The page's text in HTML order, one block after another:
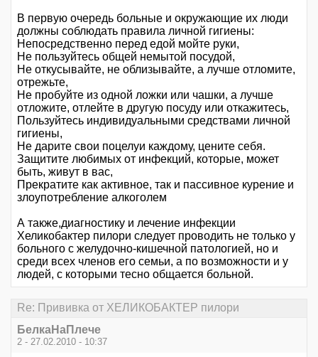
В первую очередь больные и окружающие их люди
должны соблюдать правила личной гигиены:
Непосредственно перед едой мойте руки,
Не пользуйтесь общей немытой посудой,
Не откусывайте, не облизывайте, а лучше отломите,
отрежьте,
Не пробуйте из одной ложки или чашки, а лучше
отложите, отлейте в другую посуду или откажитесь,
Пользуйтесь индивидуальными средствами личной
гигиены,
Не дарите свои поцелуи каждому, цените себя.
Защитите любимых от инфекций, которые, может
быть, живут в вас,
Прекратите как активное, так и пассивное курение и
злоупотребление алкоголем
А также,диагностику и лечение инфекции
Хеликобактер пилори следует проводить не только у
больного с желудочно-кишечной патологией, но и
среди всех членов его семьи, а по возможности и у
людей, с которыми тесно общается больной.
Re: Прививка от ХЕЛИКОБАКТЕР пилори
БелкаНаПлече
2 - 27.02.2010 - 10:37